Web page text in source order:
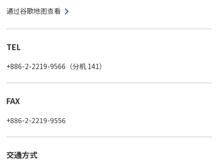
通过谷歌地图查看
TEL
+886-2-2219-9566 （分机 141）
FAX
+886-2-2219-9556
交通方式